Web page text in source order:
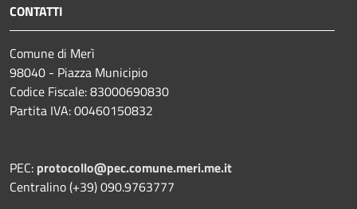
CONTATTI
Comune di Merì
98040 - Piazza Municipio
Codice Fiscale: 83000690830
Partita IVA: 00460150832
PEC: protocollo@pec.comune.meri.me.it
Centralino (+39) 090.9763777